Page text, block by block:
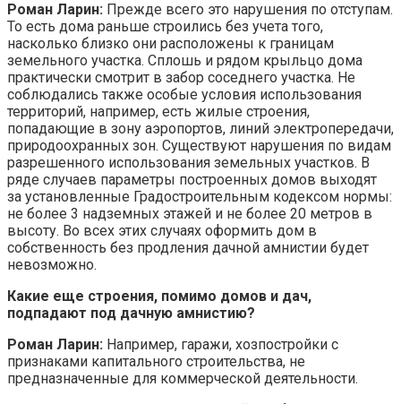
Роман Ларин: Прежде всего это нарушения по отступам.
То есть дома раньше строились без учета того,
насколько близко они расположены к границам
земельного участка. Сплошь и рядом крыльцо дома
практически смотрит в забор соседнего участка. Не
соблюдались также особые условия использования
территорий, например, есть жилые строения,
попадающие в зону аэропортов, линий электропередачи,
природоохранных зон. Существуют нарушения по видам
разрешенного использования земельных участков. В
ряде случаев параметры построенных домов выходят
за установленные Градостроительным кодексом нормы:
не более 3 надземных этажей и не более 20 метров в
высоту. Во всех этих случаях оформить дом в
собственность без продления дачной амнистии будет
невозможно.
Какие еще строения, помимо домов и дач,
подпадают под дачную амнистию?
Роман Ларин: Например, гаражи, хозпостройки с
признаками капитального строительства, не
предназначенные для коммерческой деятельности.